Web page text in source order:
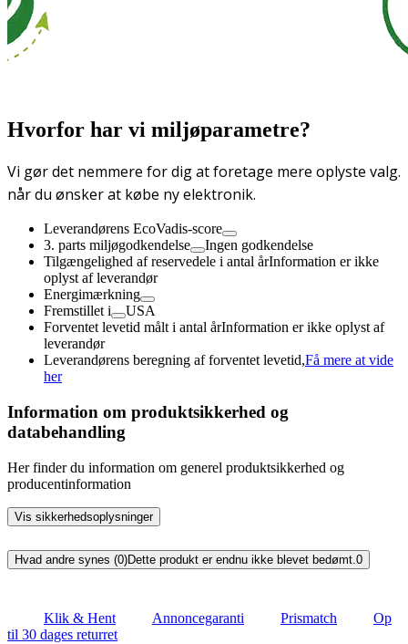
Hvorfor har vi miljøparametre?
Vi gør det nemmere for dig at foretage mere oplyste valg.
når du ønsker at købe ny elektronik.
Leverandørens EcoVadis-score
3. parts miljøgodkendelse
Ingen godkendelse
Tilgængelighed af reservedele i antal årInformation er ikke
oplyst af leverandør
Energimærkning
Fremstillet i
USA
Forventet levetid målt i antal årInformation er ikke oplyst af
leverandør
Leverandørens beregning af forventet levetid,Få mere at vide
her
Information om produktsikkerhed og
databehandling
Her finder du information om generel produktsikkerhed og
producentinformation
Vis sikkerhedsoplysninger
Hvad andre synes (0)Dette produkt er endnu ikke blevet bedømt. 0
Klik & Hent Annoncegaranti Prismatch
Op
til 30 dages returret